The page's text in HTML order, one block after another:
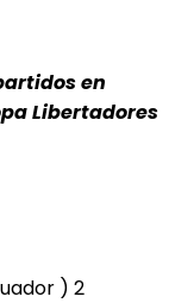
en
Libertadores
) 2